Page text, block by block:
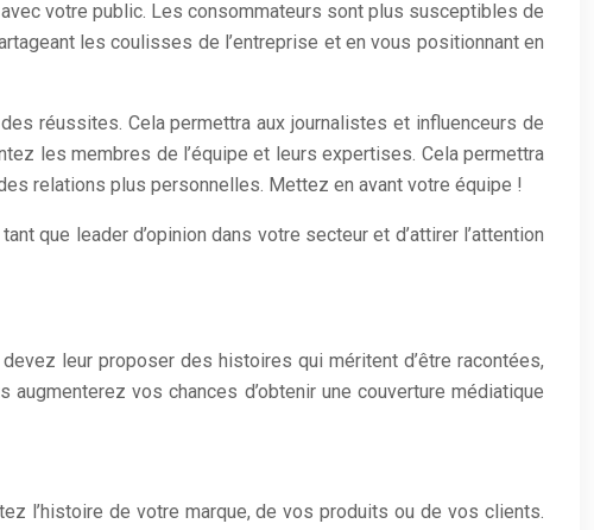
votre public. Les consommateurs sont plus susceptibles de
les coulisses de l’entreprise et en vous positionnant en
réussites. Cela permettra aux journalistes et influenceurs de
les membres de l’équipe et leurs expertises. Cela permettra
relations plus personnelles. Mettez en avant votre équipe !
que leader d’opinion dans votre secteur et d’attirer l’attention
leur proposer des histoires qui méritent d’être racontées,
vos chances d’obtenir une couverture médiatique
l’histoire de votre marque, de vos produits ou de vos clients.